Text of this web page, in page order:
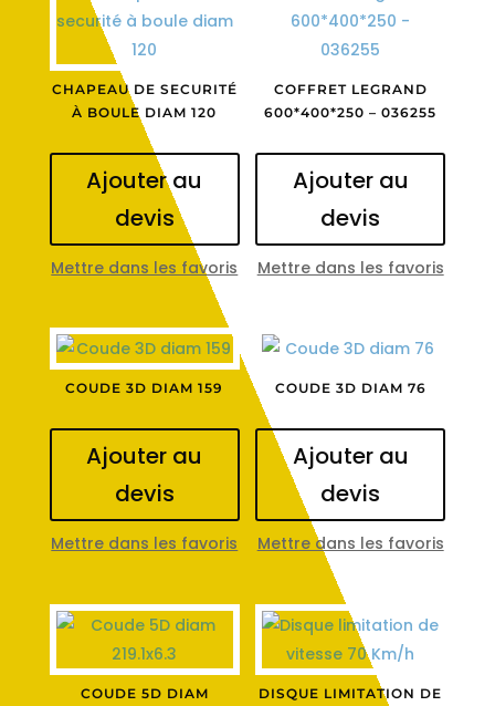
CHAPEAU DE SECURITÉ
À BOULE DIAM 120
Ajouter au
devis
Mettre dans les favoris
COFFRET LEGRAND
600*400*250 – 036255
Ajouter au
devis
Mettre dans les favoris
COUDE 3D DIAM 159
Ajouter au
devis
Mettre dans les favoris
COUDE 3D DIAM 76
Ajouter au
devis
Mettre dans les favoris
COUDE 5D DIAM
DISQUE LIMITATION DE